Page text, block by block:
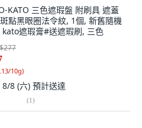
KATO 三色遮瑕盤 附刷具 遮蓋
點黑眼圈法令紋, 1個, 新舊隨機
kato遮瑕膏#送遮瑕刷, 三色
$277
10g)
8/8 (六) 預計送達
(1)